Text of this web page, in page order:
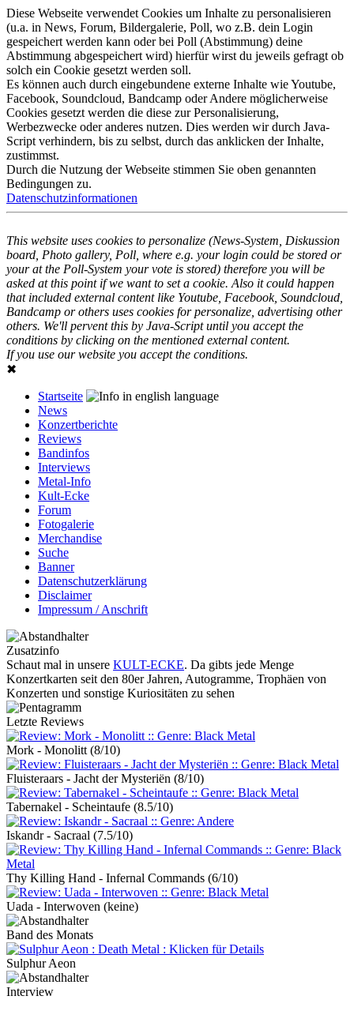
Diese Webseite verwendet Cookies um Inhalte zu personalisieren
(u.a. in News, Forum, Bildergalerie, Poll, wo z.B. dein Login
gespeichert werden kann oder bei Poll (Abstimmung) deine
Abstimmung abgespeichert wird) hierfür wirst du jeweils gefragt ob
solch ein Cookie gesetzt werden soll.
Es können auch durch eingebundene externe Inhalte wie Youtube,
Facebook, Soundcloud, Bandcamp oder Andere möglicherweise
Cookies gesetzt werden die diese zur Personalisierung,
Werbezwecke oder anderes nutzen. Dies werden wir durch Java-
Script verhindern, bis zu selbst, durch das anklicken der Inhalte,
zustimmst.
Durch die Nutzung der Webseite stimmen Sie oben genannten
Bedingungen zu.
Datenschutzinformationen
This website uses cookies to personalize (News-System, Diskussion
board, Photo gallery, Poll, where e.g. your login could be stored or
your at the Poll-System your vote is stored) therefore you will be
asked at this point if we want to set a cookie. Also it could happen
that included external content like Youtube, Facebook, Soundcloud,
Bandcamp or others uses cookies for personalize, advertising other
others. We'll pervent this by Java-Script until you accept the
conditions by clicking on the mentioned external content.
If you use our website you accept the conditions.
✖
Startseite
News
Konzertberichte
Reviews
Bandinfos
Interviews
Metal-Info
Kult-Ecke
Forum
Fotogalerie
Merchandise
Suche
Banner
Datenschutzerklärung
Disclaimer
Impressum / Anschrift
Zusatzinfo
Schaut mal in unsere KULT-ECKE. Da gibts jede Menge
Konzertkarten seit den 80er Jahren, Autogramme, Trophäen von
Konzerten und sonstige Kuriositäten zu sehen
Letzte Reviews
Mork - Monolitt (8/10)
Fluisteraars - Jacht der Mysteriën (8/10)
Tabernakel - Scheintaufe (8.5/10)
Iskandr - Sacraal (7.5/10)
Thy Killing Hand - Infernal Commands (6/10)
Uada - Interwoven (keine)
Band des Monats
Sulphur Aeon
Interview